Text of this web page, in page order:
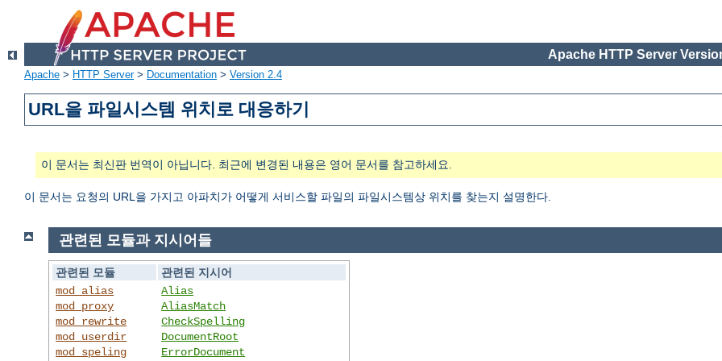
Apache HTTP Server
Apache > HTTP Server> Documentation > Version 2.4
URL을 파일시스템 위치로 대응하기
이 문서는 최신판 번역이 아닙니다. 최근에 변경된 내용은 영어 문서를 참고하세요.
이 문서는 요청의 URL을 가지고 아파치가 어떻게 서비스할 파일의 파일시스템상 위치를 찾는지 설명한다.
관련된 모듈과 지시어들
관련된 모듈
관련된 지시어
mod_alias
mod_proxy
mod_rewrite
mod_userdir
mod_speling
Alias
AliasMatch
CheckSpelling
DocumentRoot
ErrorDocument